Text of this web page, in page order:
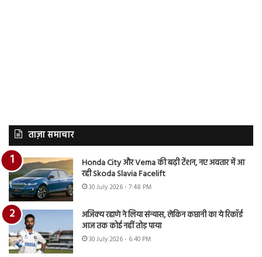
ताज़ा समाचार
Honda City और Verna की बढ़ी टेंशन, नए अवतार में आ
रही Skoda Slavia Facelift
30 July 2026 - 7:48 PM
अजिंक्य रहाणे ने लिया संन्यास, लेकिन कप्तानी का ये रिकॉर्ड
आज तक कोई नहीं तोड़ पाया
30 July 2026 - 6:40 PM